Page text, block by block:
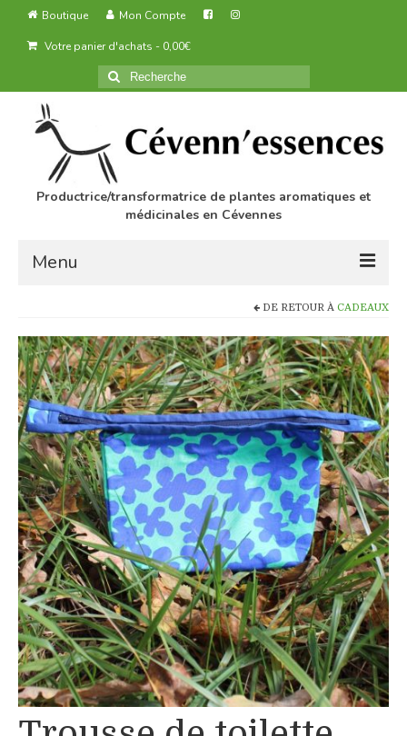
Boutique Mon Compte
Votre panier d'achats - 0,00€
Rechercher
:
Productrice/transformatrice de plantes aromatiques et
médicinales en Cévennes
Menu
Des produits agricoles biologiques
Transformation des produits
Boutique
Produits pour animaux
Conseils
Nous contacter
DE RETOUR À CADEAUX